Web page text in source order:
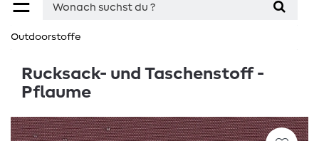
☰
Outdoorstoffe
Rucksack- und Taschenstoff -
Pflaume